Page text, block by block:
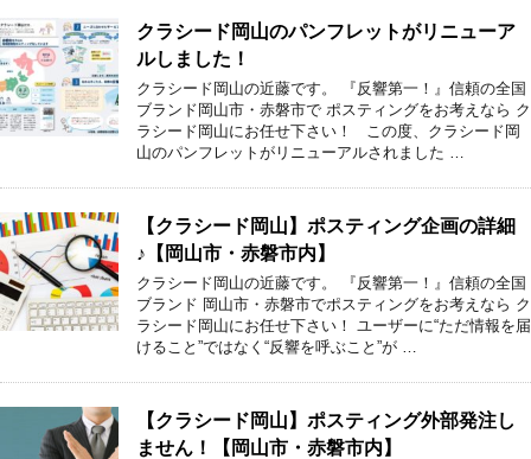
クラシード岡山のパンフレットがリニューア
ルしました！
クラシード岡山の近藤です。 『反響第一！』信頼の全国
ブランド岡山市・赤磐市で ポスティングをお考えなら ク
ラシード岡山にお任せ下さい！ この度、クラシード岡
山のパンフレットがリニューアルされました …
【クラシード岡山】ポスティング企画の詳細
♪【岡山市・赤磐市内】
クラシード岡山の近藤です。 『反響第一！』信頼の全国
ブランド 岡山市・赤磐市でポスティングをお考えなら ク
ラシード岡山にお任せ下さい！ ユーザーに“ただ情報を届
けること”ではなく“反響を呼ぶこと”が …
【クラシード岡山】ポスティング外部発注し
ません！【岡山市・赤磐市内】